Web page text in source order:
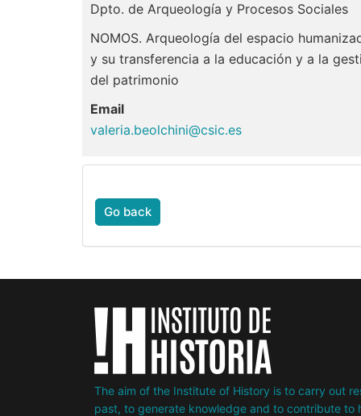
Dpto. de Arqueología y Procesos Sociales
NOMOS. Arqueología del espacio
y su transferencia a la educación y a la
del patrimonio
Email
valeria.beolchini@csic.es
Go back
The aim of the Institute of History is to carry out
past, to generate knowledge and to contribute to